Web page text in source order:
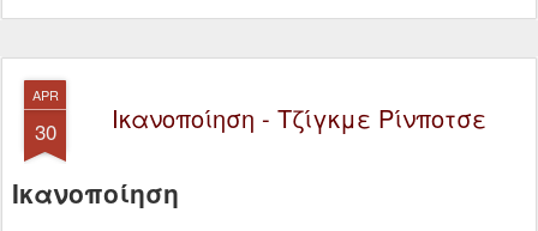
30
Ικανοποίηση
Τζίγκμε Ρίνποτσε